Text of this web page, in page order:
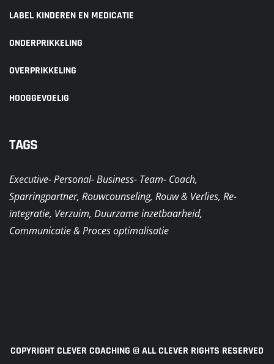
LABEL KINDEREN EN MEDICATIE
ONDERPRIKKELING
OVERPRIKKELING
HOOGGEVOELIG
TAGS
Executive- Personal- Business- Team- Coach,
Sparringpartner, Rouwcounseling, Rouw & Verlies, Re-
ïntegratie, Verzuim, Duurzame inzetbaarheid,
Communicatie & Proces optimalisatie
COPYRIGHT CLEVER COACHING © ALL CLEVER RIGHTS RESERVED